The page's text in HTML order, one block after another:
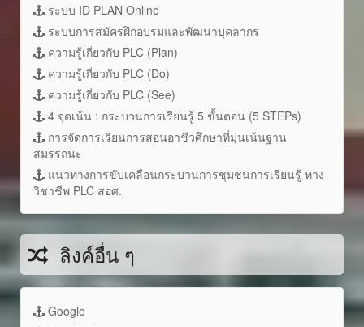
ระบบ ID PLAN Online
ระบบการสมัครฝึกอบรมและพัฒนาบุคลากร
ความรู้เกี่ยวกับ PLC (Plan)
ความรู้เกี่ยวกับ PLC (Do)
ความรู้เกี่ยวกับ PLC (See)
4 จุดเน้น : กระบวนการเรียนรู้ 5 ขั้นตอน (5 STEPs)
การจัดการเรียนการสอนอาชีวศึกษาที่มุ่นเน้นฐาน
สมรรถนะ
แนวทางการขับเคลื่อนกระบวนการชุมชนการเรียนรู้ ทาง
วิชาชีพ PLC สอศ.
ลิงค์อื่น ๆ
Google